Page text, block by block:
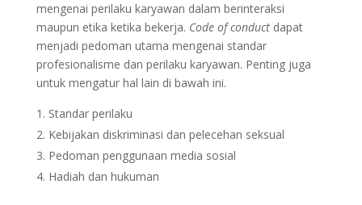
mengenai perilaku karyawan dalam berinteraksi
maupun etika ketika bekerja. Code of conduct dapat
menjadi pedoman utama mengenai standar
profesionalisme dan perilaku karyawan. Penting juga
untuk mengatur hal lain di bawah ini.
Standar perilaku
Kebijakan diskriminasi dan pelecehan seksual
Pedoman penggunaan media sosial
Hadiah dan hukuman